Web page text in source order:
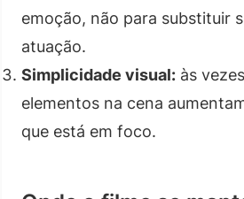
emoção, não para substituir
atuação.
Simplicidade visual: às
elementos na cena
que está em foco.